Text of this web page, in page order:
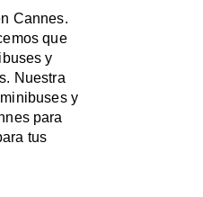
Cannes.
que
y
Nuestra
y
para
tus